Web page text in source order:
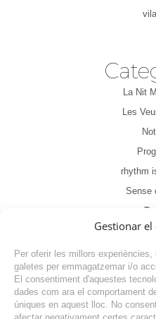
Gestionar
Per oferir les millors
galetes per emmagatzemar i/o
El consentiment d'aquestes
dades com ara el comportament
úniques en aquest lloc. No
La Nit
Les
rhythm
Sense
NOTÍCIA